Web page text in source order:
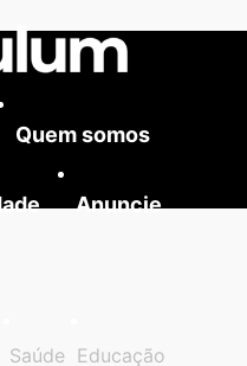
Quem somos
Anuncie
Saúde Educação